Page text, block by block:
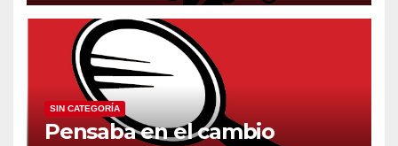
SIN CATEGORÍA
Pensaba en el cambio